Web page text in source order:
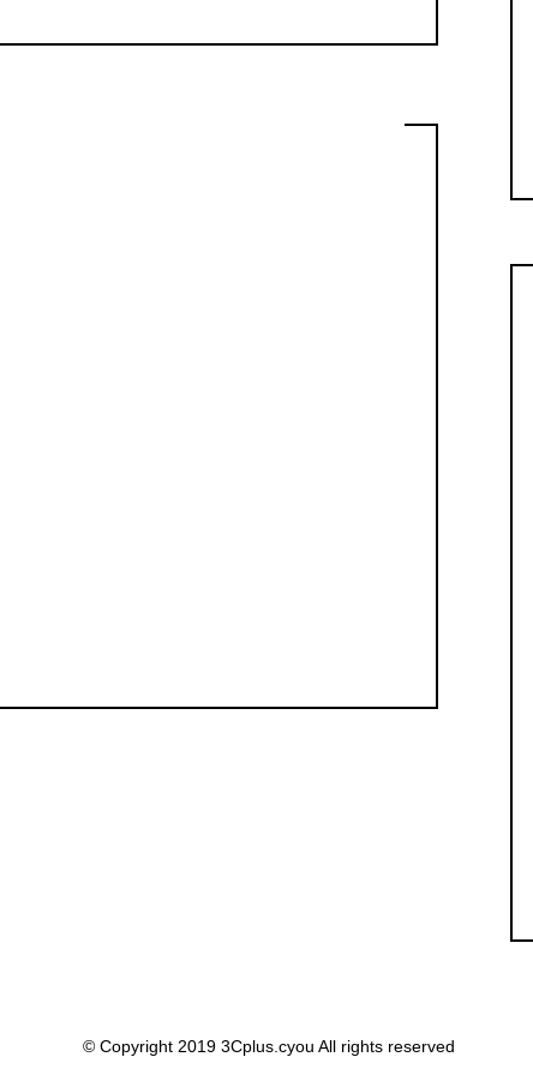
© Copyright 2019 3Cplus.cyou All rights reserved